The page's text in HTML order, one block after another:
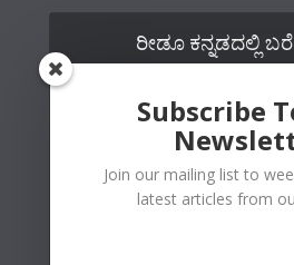
ರೀಡೂ ಕನ್ನಡದಲ್ಲಿ
Subscribe
Join our mailing list to
latest articles from